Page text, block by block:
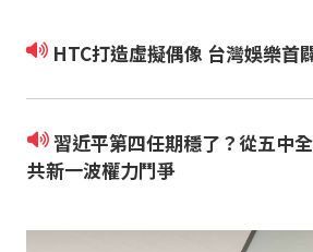
HTC打造虛擬偶像 台灣娛樂首
習近平第四任期穩了？從五中全會解析中
共新一波權力鬥爭